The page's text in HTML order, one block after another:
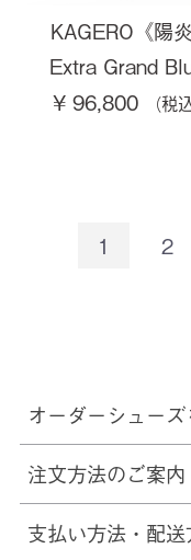
KAGERO《陽炎
Extra Grand
¥ 96,800
1 2
オーダーシューズ
注文方法のご案内
支払い方法・配送